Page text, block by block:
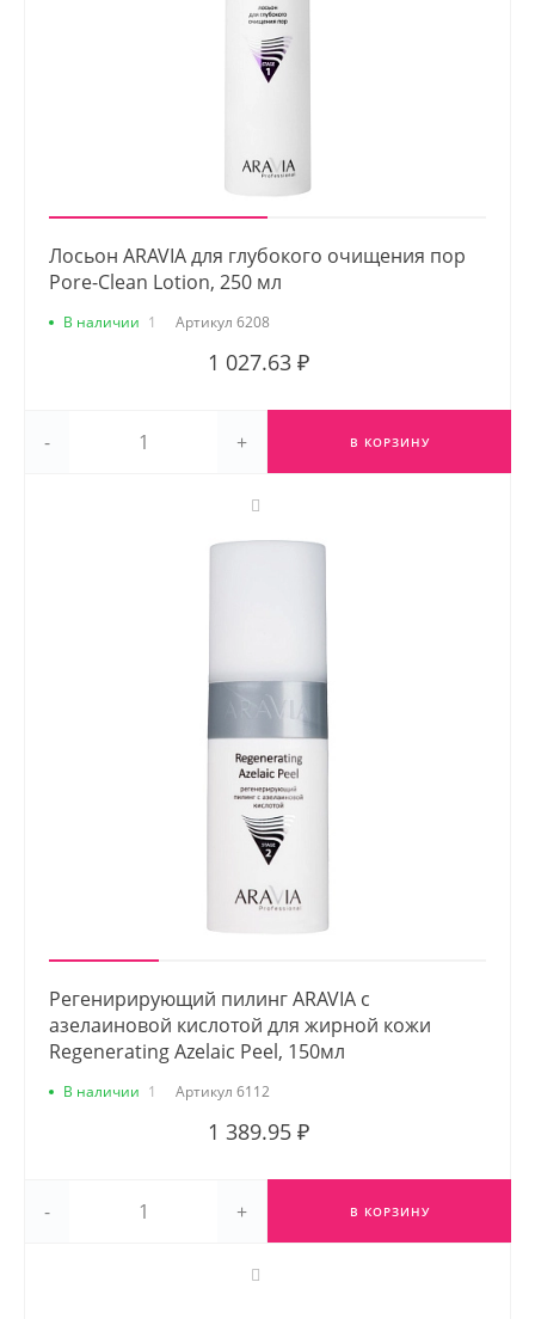
Лосьон ARAVIA для глубокого очищения пор
Pore-Clean Lotion, 250 мл
В наличии 1 Артикул 6208
1 027.63 ₽
- + В КОРЗИНУ
Регенирирующий пилинг ARAVIA с
азелаиновой кислотой для жирной кожи
Regenerating Azelaic Peel, 150мл
В наличии 1 Артикул 6112
1 389.95 ₽
- + В КОРЗИНУ